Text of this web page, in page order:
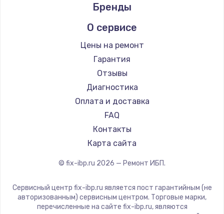
Бренды
О сервисе
Цены на ремонт
Гарантия
Отзывы
Диагностика
Оплата и доставка
FAQ
Контакты
Карта сайта
© fix-ibp.ru 2026 — Ремонт ИБП.
Сервисный центр fix-ibp.ru является пост гарантийным (не
авторизованным) сервисным центром. Торговые марки,
перечисленные на сайте fix-ibp.ru, являются